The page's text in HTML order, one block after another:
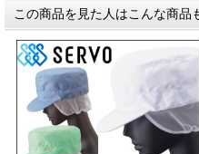
この商品を見た人はこんな商品